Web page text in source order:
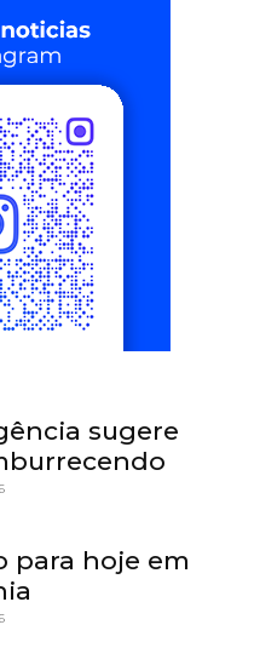
sugere
para hoje em